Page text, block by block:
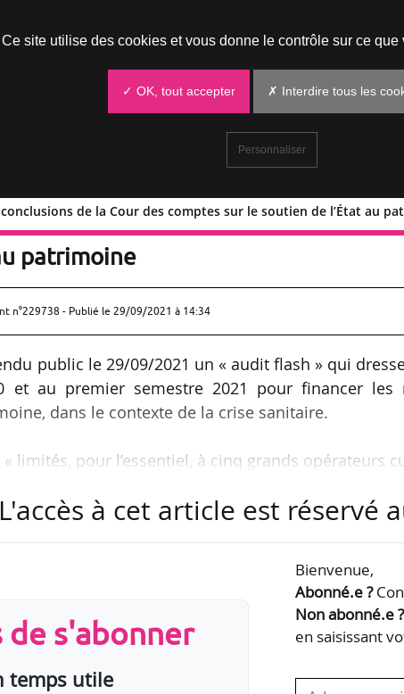
de la Cour des comptes sur le soutien de l’État au
conclusions de la Cour des comptes
patrimoine
n°229738 - Publié le 29/09/2021 à 14:34
public le 29/09/2021 un « audit flash » qui
et au premier semestre 2021 pour financer les
dans le contexte de la crise sanitaire.
limités, pour l’essentiel, à cinq grands opérateurs
les contraintes de leur mission de service
conclusions de la Cour des comptes dans cet « audit
L'accès à cet article est réservé
de s'abonner
temps utile
Bienvenue,
Abonné.e ?
Non abonné.e ?
en saisissant
Ce site utilise des cookies et vous donne le contrôle sur ce que
✓ OK, tout accepter ✗ Interdire tous les
Personnaliser